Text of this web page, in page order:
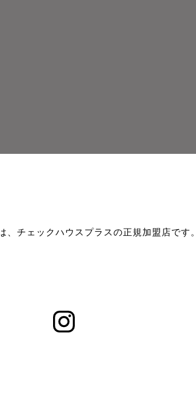
、チェックハウスプラスの正規加盟店です。